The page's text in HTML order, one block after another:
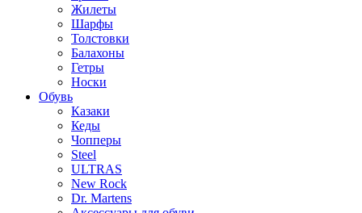
Жилеты
Шарфы
Толстовки
Балахоны
Гетры
Носки
Обувь
Казаки
Кеды
Чопперы
Steel
ULTRAS
New Rock
Dr. Martens